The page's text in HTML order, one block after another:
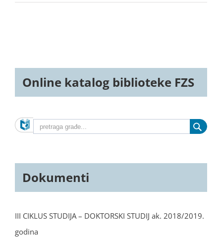
Online katalog biblioteke FZS
Dokumenti
III CIKLUS STUDIJA – DOKTORSKI STUDIJ ak. 2018/2019.
godina